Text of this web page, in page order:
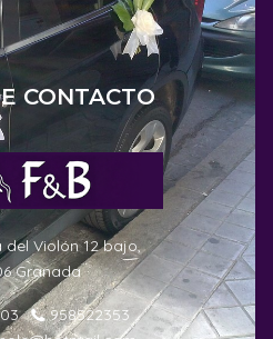
CONTACTO
del Violón 12 bajo,
Granada
958522353